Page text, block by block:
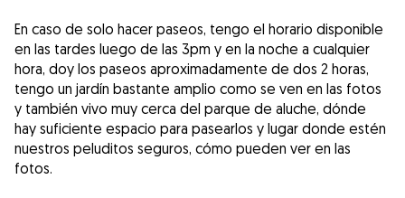
En caso de solo hacer paseos, tengo el horario disponible
en las tardes luego de las 3pm y en la noche a cualquier
hora, doy los paseos aproximadamente de dos 2 horas,
tengo un jardín bastante amplio como se ven en las fotos
y también vivo muy cerca del parque de aluche, dónde
hay suficiente espacio para pasearlos y lugar donde estén
nuestros peluditos seguros, cómo pueden ver en las
fotos.